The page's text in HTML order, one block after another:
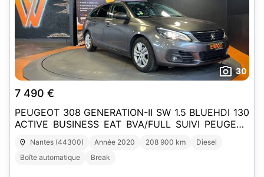
30
7 490 €
PEUGEOT 308 GENERATION-II SW 1.5 BLUEHDI 130
ACTIVE BUSINESS EAT BVA/FULL SUIVI PEUGEOT
16FACTURES/2MAIN/CARPLAY
Nantes (44300) Année 2020 208 900 km
Diesel
Boîte automatique
Break